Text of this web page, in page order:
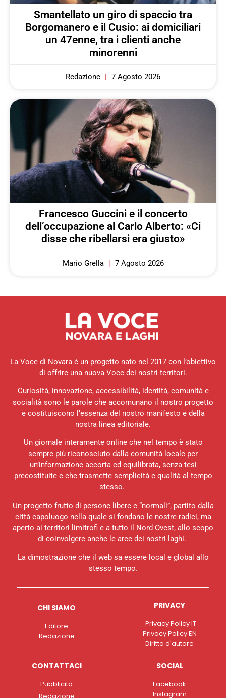
Smantellato un giro di spaccio tra
Borgomanero e il Cusio: ai domiciliari
un 47enne, tra i clienti anche
minorenni
Redazione 7 Agosto 2026
Francesco Guccini e il concerto
dell’occupazione al Carlo Alberto: «Ci
disse che ribellarsi era giusto»
Mario Grella 7 Agosto 2026
La Voce di Novara è un progetto nato nel 2017 con l’obiettivo
di offrire una nuova Voce dei nostri territori.
Curiosità, innovazione, accessibilità, identità, comunità e
socialità sono le parole che accomunano il nostro progetto
e costituiscono l’essenza del nostro manifesto e della
nostra linea editoriale.
Un giornale interamente online che nel tempo è stato
sempre più riconosciuto dalla comunità locale per
un’informazione accorta ed equilibrata, senza tesi
precostituite e che trasmette semplicità e qualità al tempo
stesso.
Un progetto frutto di persone libere e “normali”, partito dalla
città capoluogo nella quale si fondano le nostre radici, ma
aperto ai territori limitrofi e a tutto il Nord Ovest, allo scopo
di coinvolgere anche le aree dei nostri laghi.
La dimostrazione che il web sa essere local e global allo
stesso tempo.
CHI SIAMO
Editore
Redazione
PRIVACY
Privacy Policy IT
Privacy Policy EN
Diritto d'autore
CONTATTACI
Pubblicità
Redazione
SOCIAL
Facebook
Instagram